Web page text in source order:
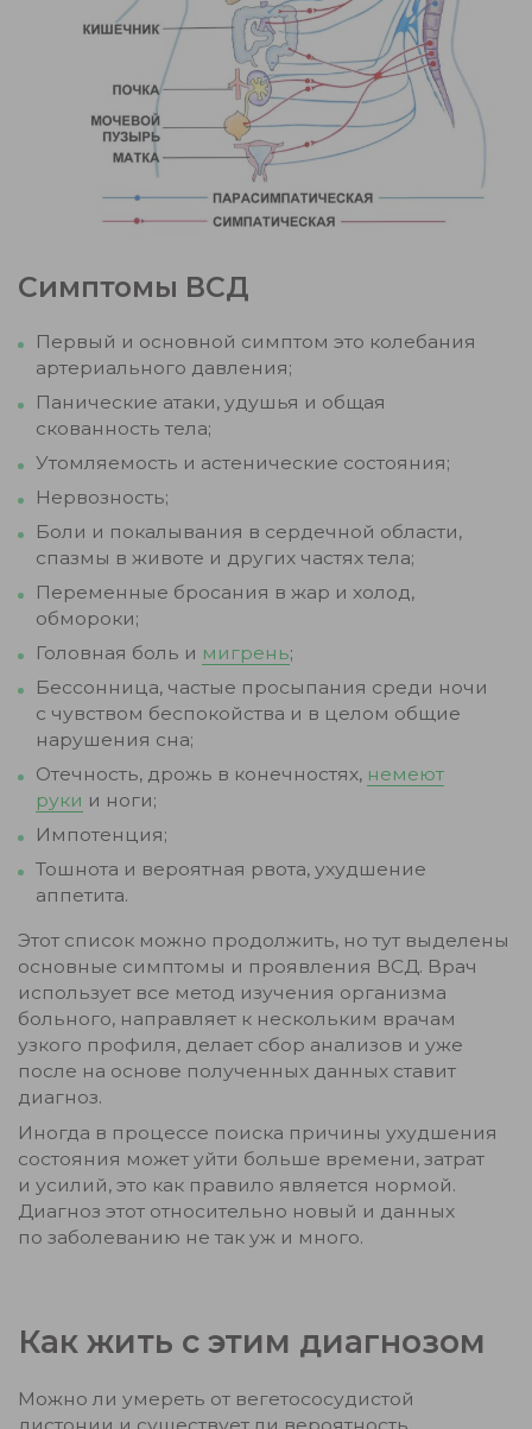
Симптомы ВСД
Первый и основной симптом это колебания
артериального давления;
Панические атаки, удушья и общая
скованность тела;
Утомляемость и астенические состояния;
Нервозность;
Боли и покалывания в сердечной области,
спазмы в животе и других частях тела;
Переменные бросания в жар и холод,
обмороки;
Головная боль и мигрень;
Бессонница, частые просыпания среди ночи
с чувством беспокойства и в целом общие
нарушения сна;
Отечность, дрожь в конечностях, немеют
руки и ноги;
Импотенция;
Тошнота и вероятная рвота, ухудшение
аппетита.
Этот список можно продолжить, но тут выделены
основные симптомы и проявления ВСД. Врач
использует все метод изучения организма
больного, направляет к нескольким врачам
узкого профиля, делает сбор анализов и уже
после на основе полученных данных ставит
диагноз.
Иногда в процессе поиска причины ухудшения
состояния может уйти больше времени, затрат
и усилий, это как правило является нормой.
Диагноз этот относительно новый и данных
по заболеванию не так уж и много.
Как жить с этим диагнозом
Можно ли умереть от вегетососудистой
дистонии и существует ли вероятность